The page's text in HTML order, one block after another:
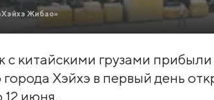
Жибао»
с китайскими грузами
города Хэйхэ в первый день
июня.